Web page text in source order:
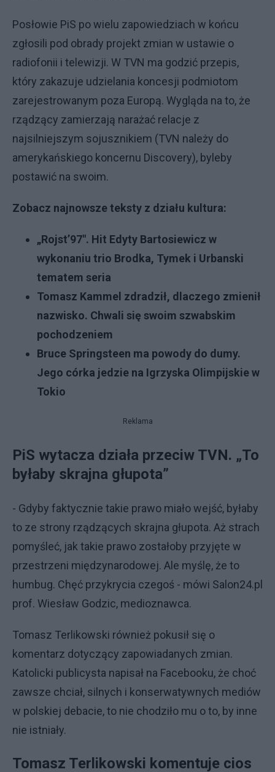
Posłowie PiS po wielu zapowiedziach w końcu
zgłosili pod obrady projekt zmian w ustawie o
radiofonii i telewizji. W TVN ma godzić przepis,
który zakazuje udzielania koncesji podmiotom
zarejestrowanym poza Europą. Wygląda na to, że
rządzący zamierzają narażać relacje z
najsilniejszym sojusznikiem (TVN należy do
amerykańskiego koncernu Discovery), byleby
postawić na swoim.
Zobacz najnowsze teksty z działu kultura:
„Rojst’97". Hit Edyty Bartosiewicz w
wykonaniu trio Brodka, Tymek i Urbanski
tematem seria
Tomasz Kammel zdradził, dlaczego zmienił
nazwisko. Chwali się swoim szwabskim
pochodzeniem
Bruce Springsteen ma powody do dumy.
Jego córka jedzie na Igrzyska Olimpijskie w
Tokio
Reklama
PiS wytacza działa przeciw TVN. „To
byłaby skrajna głupota”
- Gdyby faktycznie takie prawo miało wejść, byłaby
to ze strony rządzących skrajna głupota. Aż strach
pomyśleć, jak takie prawo zostałoby przyjęte w
przestrzeni międzynarodowej. Ale myślę, że to
humbug. Chęć przykrycia czegoś - mówi Salon24.pl
prof. Wiesław Godzic, medioznawca.
Tomasz Terlikowski również pokusił się o
komentarz dotyczący zapowiadanych zmian.
Katolicki publicysta napisał na Facebooku, że choć
zawsze chciał, silnych i konserwatywnych mediów
w polskiej debacie, to nie chodziło mu o to, by inne
nie istniały.
Tomasz Terlikowski komentuje cios